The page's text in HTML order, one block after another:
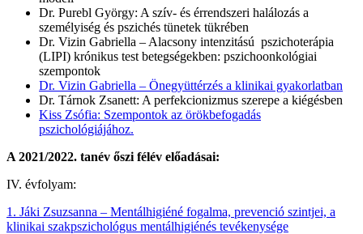
Dr. Purebl György: A szív- és érrendszeri halálozás a
személyiség és pszichés tünetek tükrében
Dr. Vizin Gabriella – Alacsony intenzitású pszichoterápia
(LIPI) krónikus test betegségekben: pszichoonkológiai
szempontok
Dr. Vizin Gabriella – Önegyüttérzés a klinikai gyakorlatban
Dr. Tárnok Zsanett: A perfekcionizmus szerepe a kiégésben
Kiss Zsófia: Szempontok az örökbefogadás
pszichológiájához.
A 2021/2022. tanév őszi félév előadásai:
IV. évfolyam:
1. Jáki Zsuzsanna – Mentálhigiéné fogalma, prevenció szintjei, a
klinikai szakpszichológus mentálhigiénés tevékenysége